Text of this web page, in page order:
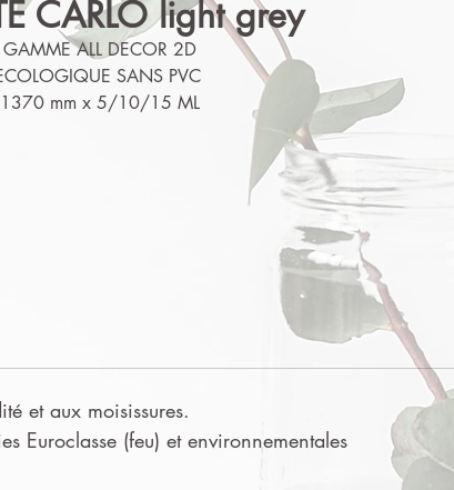
CARLO light grey
GAMME ALL DECOR 2D
SANS PVC
1370 mm x 5/10/15 ML
et aux moisissures.
Euroclasse (feu) et environnementales